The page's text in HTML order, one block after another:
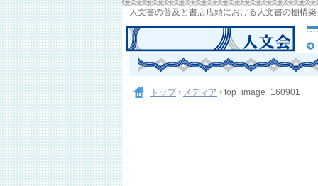
人文書の普及と書店店頭における人文書の棚構
トップ › メディア › top_image_160901